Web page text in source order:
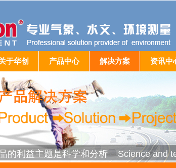
于华创 产品中心 解决方案 资讯中
的利益主题是科学和分析 Science and